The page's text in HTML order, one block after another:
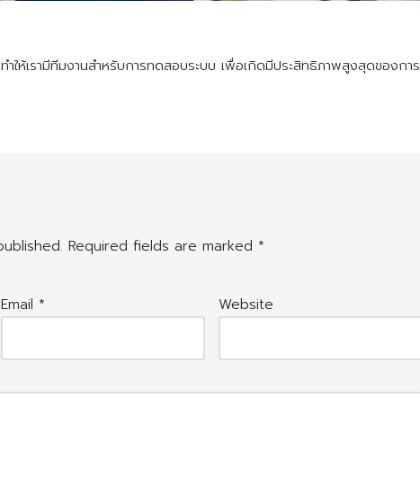
ให้เรามีทีมงานสำหรับการทดสอบระบบ เพื่อเกิดมีประสิทธิภาพสูงสุดของการ
Required fields are marked *
Email * Website